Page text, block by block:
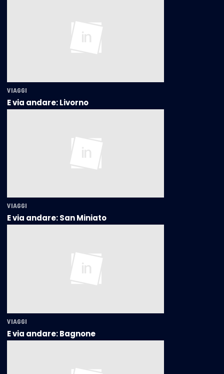
VIAGGI
E via andare: Livorno
VIAGGI
E via andare: San Miniato
VIAGGI
E via andare: Bagnone